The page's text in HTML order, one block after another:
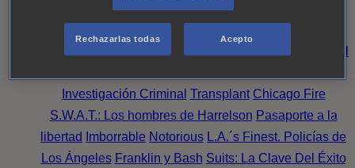
Wild Bill Mentes Criminales
Investigación Criminal Transplant Chicago Fire
S.W.A.T.: Los hombres de Harrelson Pasaporte a la
libertad
Imborrable Notorious L.A.´s Finest. Policías de
Los Ángeles Franklin y Bash Suits: La Clave Del Éxito
Rechazarlas todas Acepto